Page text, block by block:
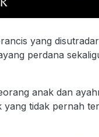
yang
perdana
anak dan
yang tidak pernah